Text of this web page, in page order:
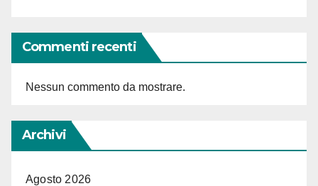
Commenti recenti
Nessun commento da mostrare.
Archivi
Agosto 2026